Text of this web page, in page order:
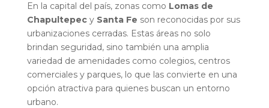
En la capital del país, zonas como Lomas de
Chapultepecy Santa Fe son reconocidas por sus
urbanizaciones cerradas. Estas áreas no solo
brindan seguridad, sino también una amplia
variedad de amenidades como colegios, centros
comerciales y parques, lo que las convierte en una
opción atractiva para quienes buscan un entorno
urbano.